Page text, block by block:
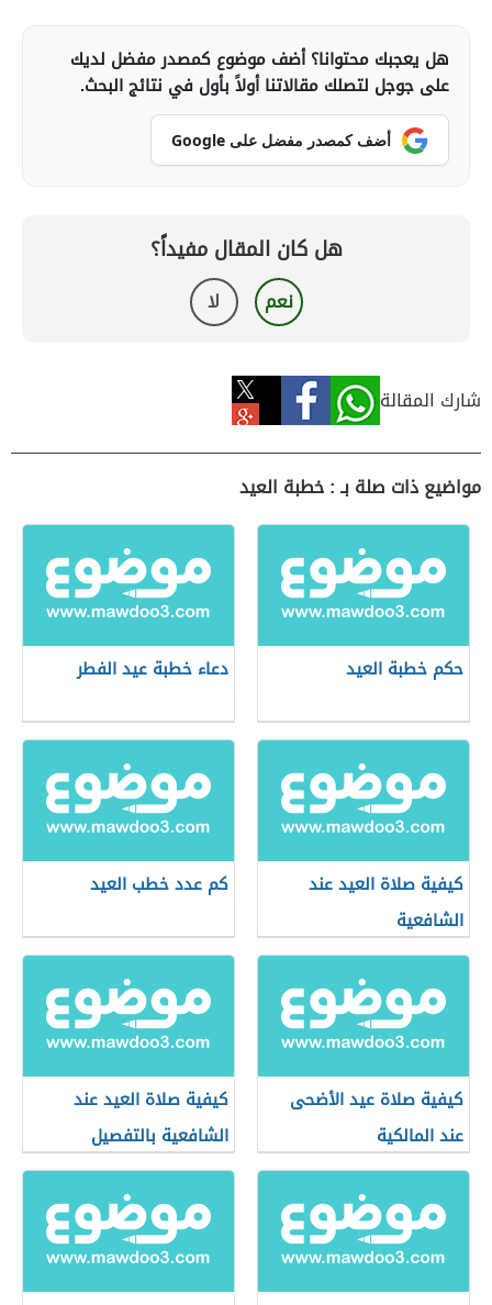
هل يعجبك محتوانا؟ أضف موضوع كمصدر مفضل لديك
على جوجل لتصلك مقالاتنا أولاً بأول في نتائج البحث.
أضف كمصدر مفضل على Google
هل كان المقال مفيداً؟
نعم لا
شارك المقالة
مواضيع ذات صلة بـ : خطبة العيد
حكم خطبة العيد دعاء خطبة عيد الفطر
كيفية صلاة العيد عند
الشافعية
كم عدد خطب العيد
كيفية صلاة عيد الأضحى
عند المالكية
كيفية صلاة العيد عند
الشافعية بالتفصيل